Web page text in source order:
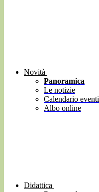
Novità
Panoramica
Le notizie
Calendario eventi
Albo online
Didattica